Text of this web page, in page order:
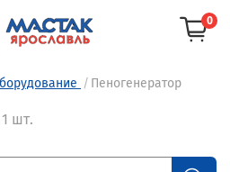
0
Пеногенератор
1 шт.